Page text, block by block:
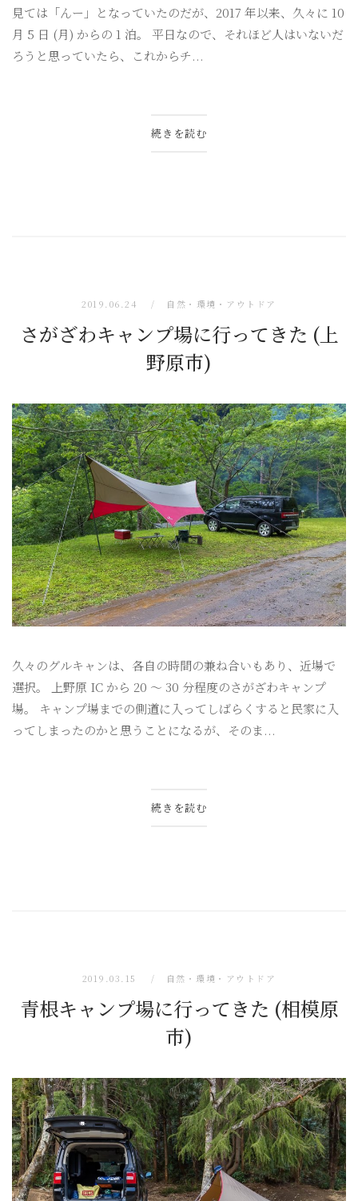
見ては「んー」となっていたのだが、2017 年以来、久々に 10
月 5 日 (月) からの 1 泊。 平日なので、それほど人はいないだ
ろうと思っていたら、これからチ...
続きを読む
2019.06.24 自然・環境・アウトドア
さがざわキャンプ場に行ってきた (上
野原市)
久々のグルキャンは、各自の時間の兼ね合いもあり、近場で
選択。 上野原 IC から 20 〜 30 分程度のさがざわキャンプ
場。 キャンプ場までの側道に入ってしばらくすると民家に入
ってしまったのかと思うことになるが、そのま...
続きを読む
2019.03.15 自然・環境・アウトドア
青根キャンプ場に行ってきた (相模原
市)